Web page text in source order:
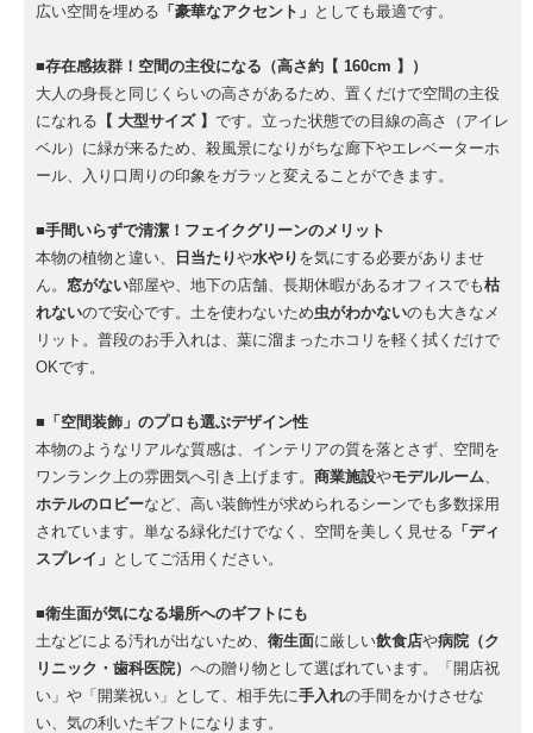
広い空間を埋める 「豪華なアクセント」 としても最適です。
■存在感抜群！空間の主役になる（高さ約【 160cm 】）
大人の身長と同じくらいの高さがあるため、置くだけで空間の主役
になれる 【 大型サイズ 】 です。立った状態での目線の高さ（アイレ
ベル）に緑が来るため、殺風景になりがちな廊下やエレベーターホ
ール、入り口周りの印象をガラッと変えることができます。
■手間いらずで清潔！フェイクグリーンのメリット
本物の植物と違い、
日当たりや水やり を気にする必要がありませ
ん。 窓がない部屋や、地下の店舗、長期休暇があるオフィスでも枯
れないので安心です。土を使わないため虫がわかないのも大きなメ
リット。普段のお手入れは、葉に溜まったホコリを軽く拭くだけで
OKです。
■「空間装飾」のプロも選ぶデザイン性
本物のようなリアルな質感は、インテリアの質を落とさず、空間を
ワンランク上の雰囲気へ引き上げます。 商業施設やモデルルーム
ホテルのロビーなど、高い装飾性が求められるシーンでも多数採用
されています。単なる緑化だけでなく、空間を美しく見せる 「ディ
スプレイ」 としてご活用ください。
■衛生面が気になる場所へのギフトにも
土などによる汚れが出ないため、 衛生面に厳しい飲食店や病院（ク
リニック・歯科医院） への贈り物として選ばれています。「開店祝
い」や「開業祝い」として、相手先に手入れの手間をかけさせな
い、気の利いたギフトになります。